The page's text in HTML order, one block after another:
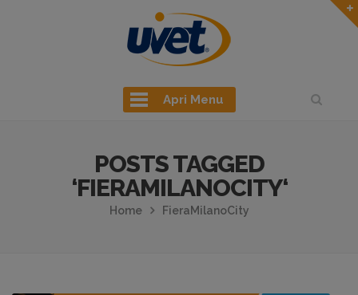
Apri Menu
POSTS TAGGED
‘FIERAMILANOCITY‘
Home FieraMilanoCity